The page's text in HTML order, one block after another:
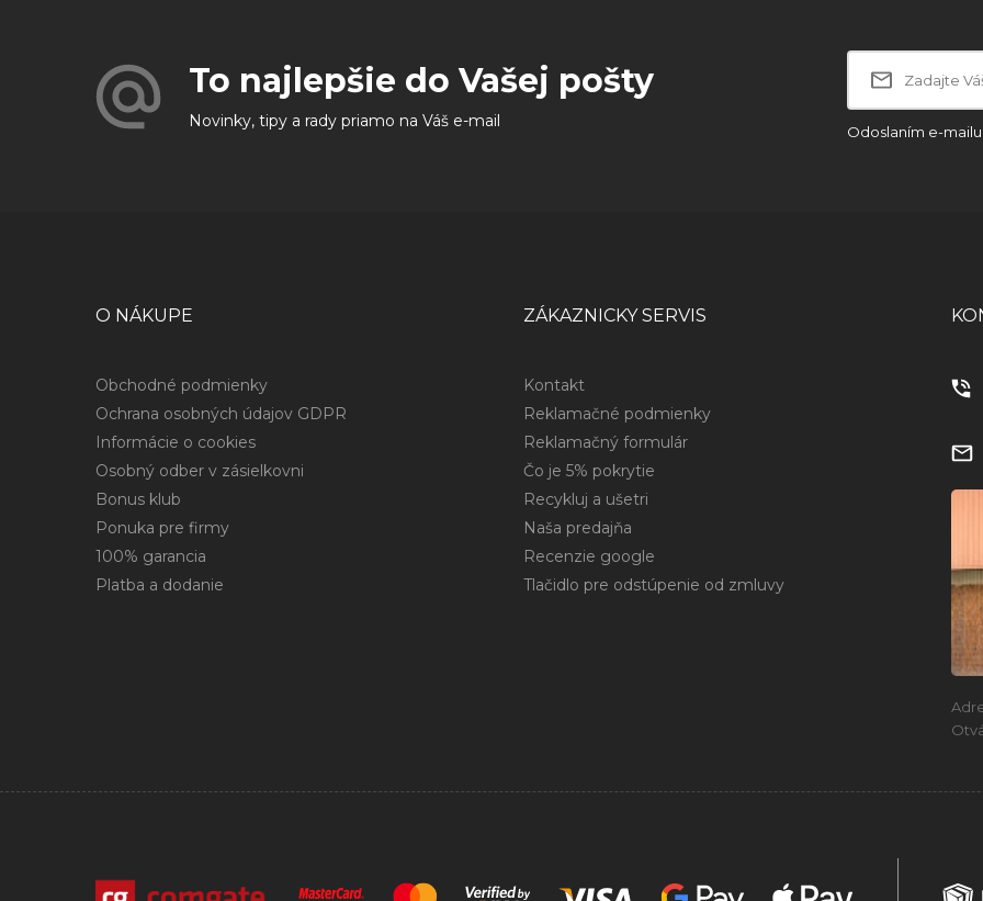
To najlepšie do Vašej pošty
Novinky, tipy a rady priamo na Váš e-mail
Odoslaním e-mailu
O NÁKUPE
Obchodné podmienky
Ochrana osobných údajov GDPR
Informácie o cookies
Osobný odber v zásielkovni
Bonus klub
Ponuka pre firmy
100% garancia
Platba a dodanie
ZÁKAZNICKY SERVIS
Kontakt
Reklamačné podmienky
Reklamačný formulár
Čo je 5% pokrytie
Recykluj a ušetri
Naša predajňa
Recenzie google
Tlačidlo pre odstúpenie od zmluvy